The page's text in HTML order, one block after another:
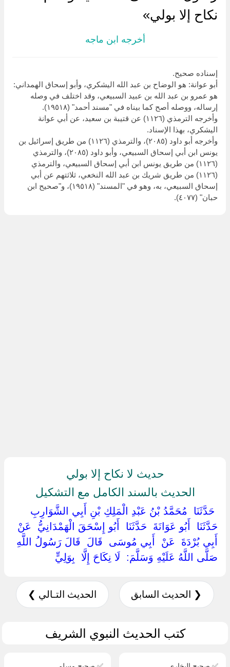
نكاح إلا بولي»
أخرجه ابن ماجه
إسناده صحيح.
أبو عوانة: هو الوضاح بن عبد الله اليشكري، وأبو إسحاق الهمداني:
هو عمرو بن عبد الله بن عبيد السبيعي، وقد اختلف في وصله
إرساله، ووصله أصح كما بيناه في "مسند أحمد" (١٩٥١٨).
وأخرجه الترمذي (١١٢٦) عن قتيبة بن سعيد، عن أبي عوانة
اليشكري، بهذا الإسناد.
وأخرجه أبو داود (٢٠٨٥)، والترمذي (١١٢٦) من طريق إسرائيل بن
يونس ابن أبي إسحاق السبيعي، وأبو داود (٢٠٨٥)، والترمذي
(١١٢٦) من طريق يونس ابن أبي إسحاق السبيعي، والترمذي
(١١٢٦) من طريق شريك بن عبد الله النخعي، ثلاثتهم عن أبي
إسحاق السبيعي، به، وهو في "المسند" (١٩٥١٨)، و"صحيح ابن
حبان" (٤٠٧٧).
حديث لا نكاح إلا بولي
الحديث بالسند الكامل مع التشكيل
‏ ‏حَدَّثَنَا ‏ ‏مُحَمَّدُ بْنُ عَبْدِ الْمَلِكِ بْنِ أَبِي الشَّوَارِبِ ‏
‏حَدَّثَنَا ‏ ‏أَبُو عَوَانَةَ ‏ ‏حَدَّثَنَا ‏ ‏أَبُو إِسْحَقَ الْهَمْدَانِيُّ ‏ ‏عَنْ ‏
‏أَبِي بُرْدَةَ ‏ ‏عَنْ ‏ ‏أَبِي مُوسَى ‏ ‏قَالَ ‏ ‏قَالَ رَسُولُ اللَّهِ ‏
‏صَلَّى اللَّهُ عَلَيْهِ وَسَلَّمَ: ‏ ‏لَا نِكَاحَ إِلَّا ‏ ‏بِوَلِيٍّ ‏
❮ الحديث السابق الحديث التـالي ❯
كتب الحديث النبوي الشريف